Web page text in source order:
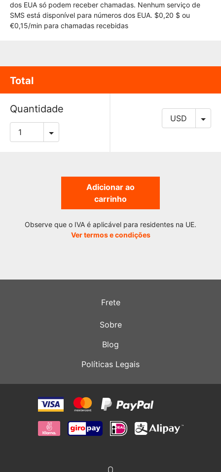
dos EUA só podem receber chamadas. Nenhum serviço de
SMS está disponível para números dos EUA. $0,20 $ ou
€0,15/min para chamadas recebidas
Total
Quantidade
Adicionar ao
carrinho
Observe que o IVA é aplicável para residentes na UE.
Ver termos e condições
Frete
Sobre
Blog
Políticas Legais